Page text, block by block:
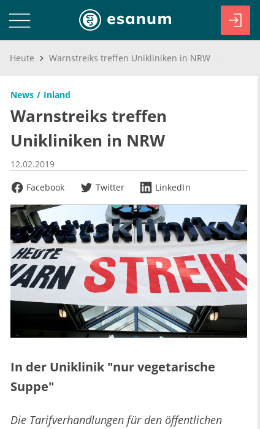
Heute Warnstreiks treffen Unikliniken in NRW
News Inland
Warnstreiks treffen
Unikliniken in NRW
12.02.2019
Facebook
Twitter LinkedIn
In der Uniklinik "nur vegetarische
Suppe"
Die Tarifverhandlungen für den öffentlichen